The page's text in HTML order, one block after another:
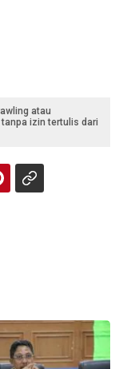
atau
izin tertulis dari